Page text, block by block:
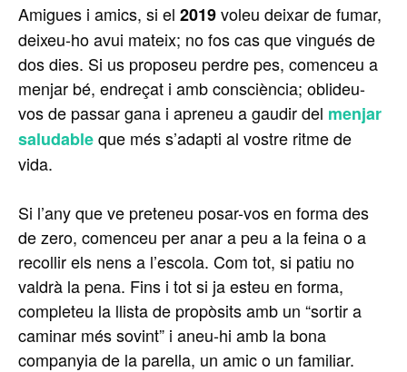
Amigues i amics, si el 2019voleu deixar de fumar,
deixeu-ho avui mateix; no fos cas que vingués de
dos dies. Si us proposeu perdre pes, comenceu a
menjar bé, endreçat i amb consciència; oblideu-
vos de passar gana i apreneu a gaudir del menjar
saludableque més s’adapti al vostre ritme de
vida.
Si l’any que ve preteneu posar-vos en forma des
de zero, comenceu per anar a peu a la feina o a
recollir els nens a l’escola. Com tot, si patiu no
valdrà la pena. Fins i tot si ja esteu en forma,
completeu la llista de propòsits amb un “sortir a
caminar més sovint” i aneu-hi amb la bona
companyia de la parella, un amic o un familiar.